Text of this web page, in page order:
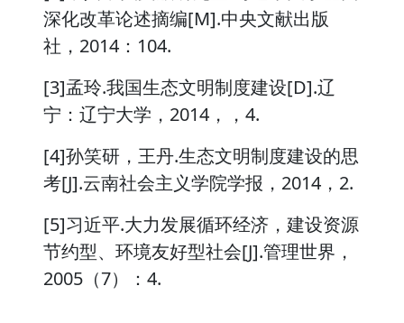
深化改革论述摘编[M].中央文献出版
社，2014：104.
[3]孟玲.我国生态文明制度建设[D].辽
宁：辽宁大学，2014，，4.
[4]孙笑研，王丹.生态文明制度建设的思
考[J].云南社会主义学院学报，2014，2.
[5]习近平.大力发展循环经济，建设资源
节约型、环境友好型社会[J].管理世界，
2005（7）：4.